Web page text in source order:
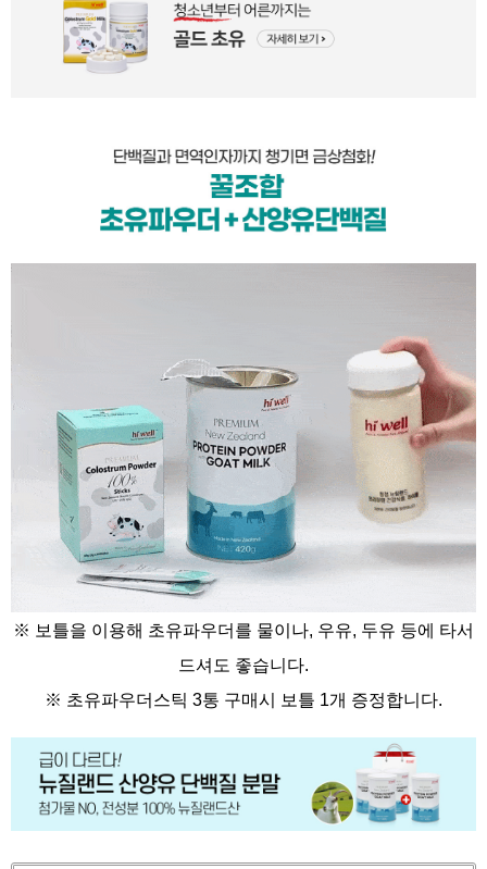
※ 보틀을 이용해 초유파우더를 물이나, 우유, 두유 등에 타서
드셔도 좋습니다.
※ 초유파우더스틱 3통 구매시 보틀 1개 증정합니다.